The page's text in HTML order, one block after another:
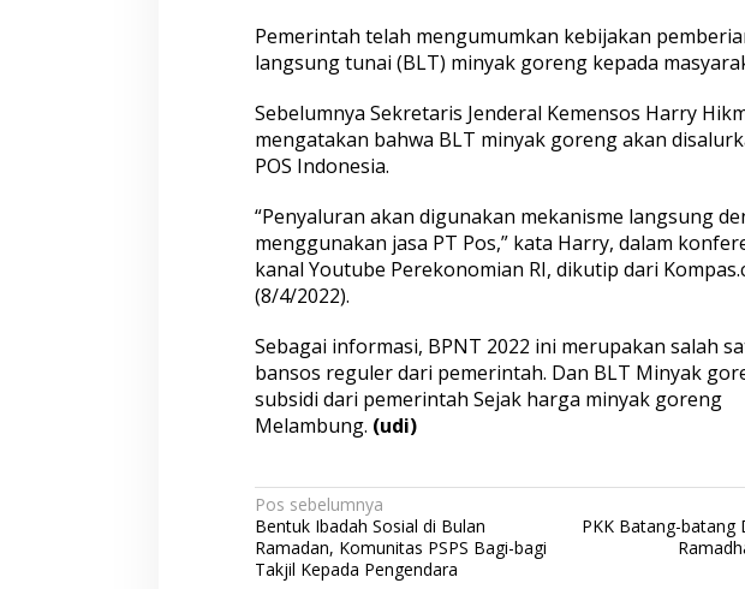
Pemerintah telah mengumumkan kebijakan
langsung tunai (BLT) minyak goreng kepada
Sebelumnya Sekretaris Jenderal Kemensos Harry
mengatakan bahwa BLT minyak goreng akan
POS Indonesia.
“Penyaluran akan digunakan mekanisme langsung
menggunakan jasa PT Pos,” kata Harry, dalam
kanal Youtube Perekonomian RI, dikutip dari
(8/4/2022).
Sebagai informasi, BPNT 2022 ini merupakan salah
bansos reguler dari pemerintah. Dan BLT Minyak
subsidi dari pemerintah Sejak harga minyak goreng
Melambung. (udi)
N
a
v
Pos sebelumnya
Bentuk Ibadah Sosial di Bulan
Ramadan, Komunitas PSPS Bagi-bagi
Takjil Kepada Pengendara
PKK Batang-batang